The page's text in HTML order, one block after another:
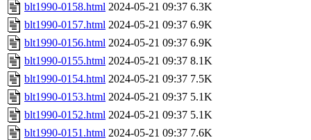
blt1990-0158.html 2024-05-21 09:37 6.3K
blt1990-0157.html 2024-05-21 09:37 6.9K
blt1990-0156.html 2024-05-21 09:37 6.9K
blt1990-0155.html 2024-05-21 09:37 8.1K
blt1990-0154.html 2024-05-21 09:37 7.5K
blt1990-0153.html 2024-05-21 09:37 5.1K
blt1990-0152.html 2024-05-21 09:37 5.1K
blt1990-0151.html 2024-05-21 09:37 7.6K